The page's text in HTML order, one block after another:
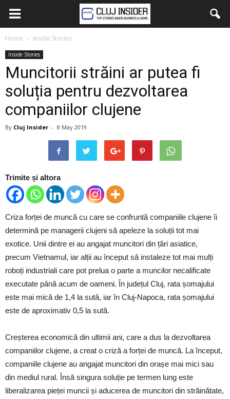
Home Inside Stories
Inside Stories
Muncitorii străini ar putea fi
soluția pentru dezvoltarea
companiilor clujene
By Cluj Insider - 8 May 2019
Trimite și altora
Criza forței de muncă cu care se confruntă companiile clujene îi
determină pe managerii clujeni să apeleze la soluții tot mai
exotice. Unii dintre ei au angajat muncitori din țări asiatice,
precum Vietnamul, iar alții au început să instaleze tot mai mulți
roboți industriali care pot prelua o parte a muncilor necalificate
executate până acum de oameni. În județul Cluj, rata șomajului
este mai mică de 1,4 la sută, iar în Cluj-Napoca, rata șomajului
este de aproximativ 0,5 la sută.
Creșterea economică din ultimii ani, care a dus la dezvoltarea
companiilor clujene, a creat o criză a forței de muncă. La început,
companiile clujene au angajat muncitori din orașe mai mici sau
din mediul rural. Însă singura soluție pe termen lung este
liberalizarea pieței muncii și aducerea de muncitori din străinătate,